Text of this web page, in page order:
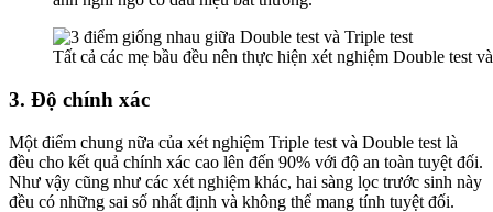
Tất cả các mẹ bầu đều nên thực hiện xét nghiệm Double test
3. Độ chính xác
Một điểm chung nữa của xét nghiệm Triple test và Double test là
đều cho kết quả chính xác cao lên đến 90% với độ an toàn tuyệt đối.
Như vậy cũng như các xét nghiệm khác, hai sàng lọc trước sinh này
đều có những sai số nhất định và không thể mang tính tuyệt đối.